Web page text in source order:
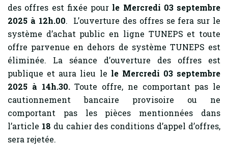
des offres est fixée pour le Mercredi 03 septembre
2025 à 12h.00. L’ouverture des offres se fera sur le
système d’achat public en ligne TUNEPS et toute
offre parvenue en dehors de système TUNEPS est
éliminée. La séance d’ouverture des offres est
publique et aura lieu le le Mercredi 03 septembre
2025 à 14h.30.Toute offre, ne comportant pas le
cautionnement bancaire provisoire ou ne
comportant pas les pièces mentionnées dans
l’article 18 du cahier des conditions d’appel d’offres,
sera rejetée.